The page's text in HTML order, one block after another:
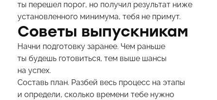
ты перешел порог, но получил результат ниже
установленного минимума, тебя не примут.
Советы выпускникам
Начни подготовку заранее. Чем раньше
ты будешь готовиться, тем выше шансы
на успех.
Составь план. Разбей весь процесс на этапы
и определи, сколько времени тебе нужно